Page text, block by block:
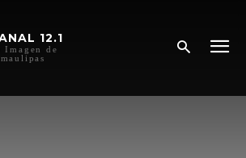
12.1
Imagen de